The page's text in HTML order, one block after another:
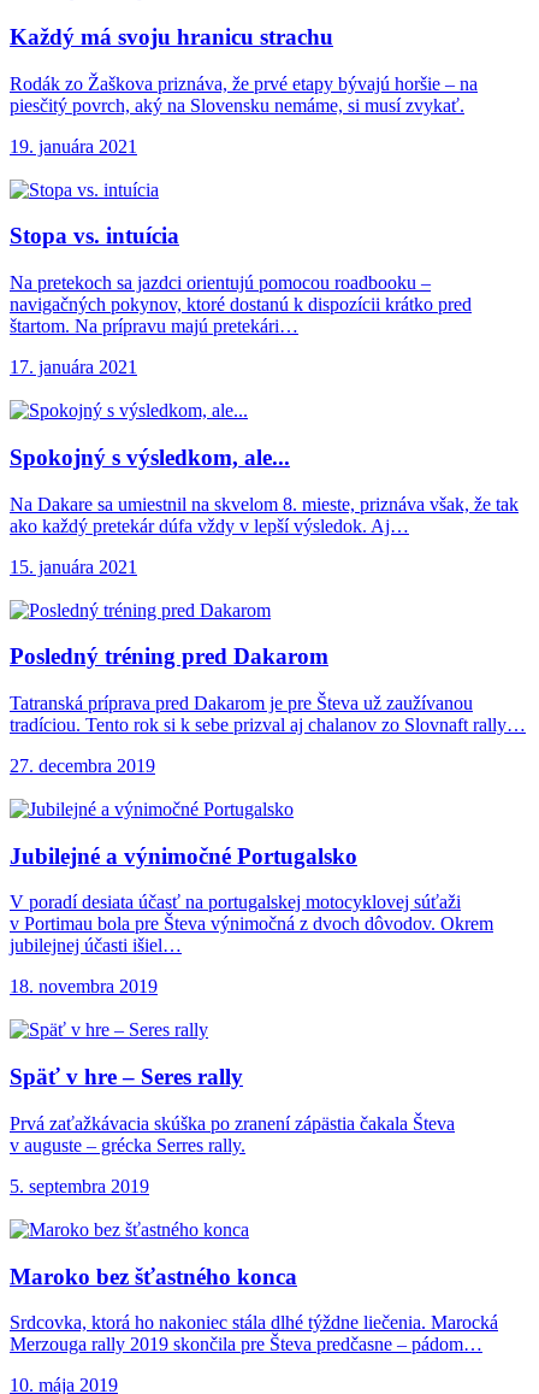
Každý má svoju hranicu strachu
Rodák zo Žaškova priznáva, že prvé etapy bývajú horšie – na
piesčitý povrch, aký na Slovensku nemáme, si musí zvykať.
19. januára 2021
Stopa vs. intuícia
Na pretekoch sa jazdci orientujú pomocou roadbooku –
navigačných pokynov, ktoré dostanú k dispozícii krátko pred
štartom. Na prípravu majú pretekári…
17. januára 2021
Spokojný s výsledkom, ale...
Na Dakare sa umiestnil na skvelom 8. mieste, priznáva však, že tak
ako každý pretekár dúfa vždy v lepší výsledok. Aj…
15. januára 2021
Posledný tréning pred Dakarom
Tatranská príprava pred Dakarom je pre Števa už zaužívanou
tradíciou. Tento rok si k sebe prizval aj chalanov zo Slovnaft rally…
27. decembra 2019
Jubilejné a výnimočné Portugalsko
V poradí desiata účasť na portugalskej motocyklovej súťaži
v Portimau bola pre Števa výnimočná z dvoch dôvodov. Okrem
jubilejnej účasti išiel…
18. novembra 2019
Späť v hre – Seres rally
Prvá zaťažkávacia skúška po zranení zápästia čakala Števa
v auguste – grécka Serres rally.
5. septembra 2019
Maroko bez šťastného konca
Srdcovka, ktorá ho nakoniec stála dlhé týždne liečenia. Marocká
Merzouga rally 2019 skončila pre Števa predčasne – pádom…
10. mája 2019